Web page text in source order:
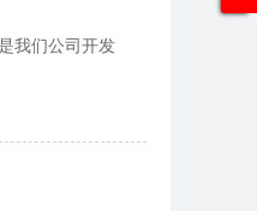
我们公司开发